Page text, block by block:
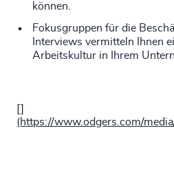
können.
Fokusgruppen für die
Interviews vermitteln Ihnen
Arbeitskultur in Ihrem
(https://www.odgers.com/